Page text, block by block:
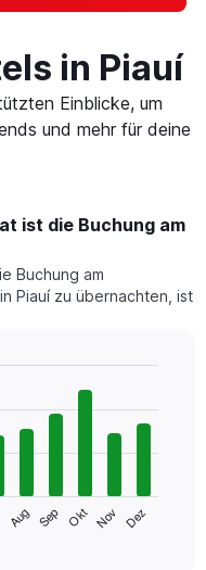
in Piauí
Einblicke, um
und mehr für deine
ist die Buchung am
Buchung am
Piauí zu übernachten, ist
Aug Sep Okt Nov Dez